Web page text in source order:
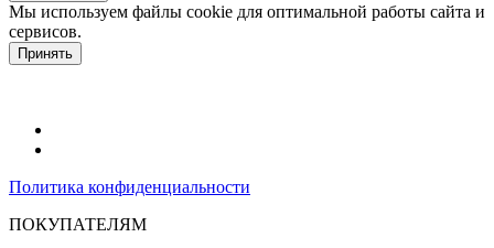
Мы используем файлы cookie для оптимальной работы сайта и
сервисов.
Принять
Политика конфиденциальности
ПОКУПАТЕЛЯМ